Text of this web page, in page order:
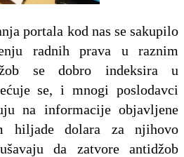
portala kod nas se sakupilo
radnih prava u raznim
se dobro indeksira u
se, i mnogi poslodavci
na informacije objavljene
hiljade dolara za njihovo
da zatvore antidžob